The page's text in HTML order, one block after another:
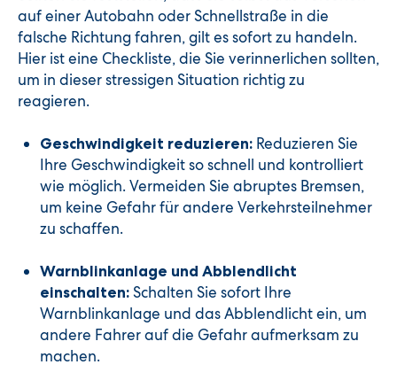
auf einer Autobahn oder Schnellstraße in die
falsche Richtung fahren, gilt es sofort zu handeln.
Hier ist eine Checkliste, die Sie verinnerlichen sollten,
um in dieser stressigen Situation richtig zu
reagieren.
Geschwindigkeit reduzieren: Reduzieren Sie
Ihre Geschwindigkeit so schnell und kontrolliert
wie möglich. Vermeiden Sie abruptes Bremsen,
um keine Gefahr für andere Verkehrsteilnehmer
zu schaffen.
Warnblinkanlage und Abblendlicht
einschalten: Schalten Sie sofort Ihre
Warnblinkanlage und das Abblendlicht ein, um
andere Fahrer auf die Gefahr aufmerksam zu
machen.